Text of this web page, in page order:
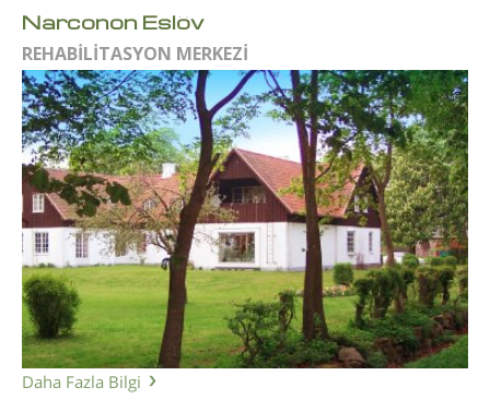
Narconon Eslöv
REHABİLİTASYON MERKEZİ
Daha Fazla Bilgi